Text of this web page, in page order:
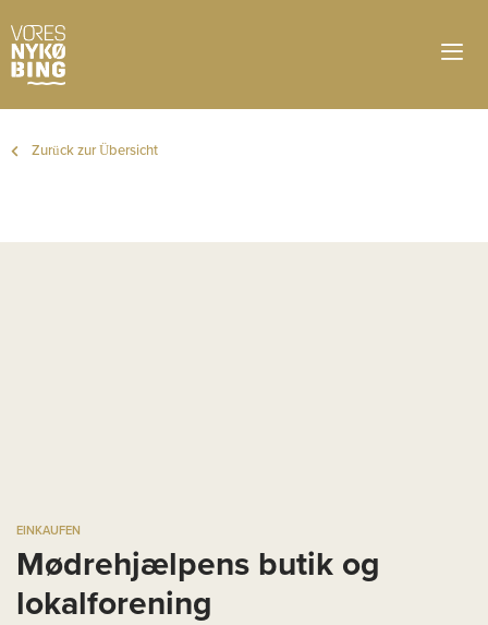
Zurück zur Übersicht
EINKAUFEN
Mødrehjælpens butik og
lokalforening